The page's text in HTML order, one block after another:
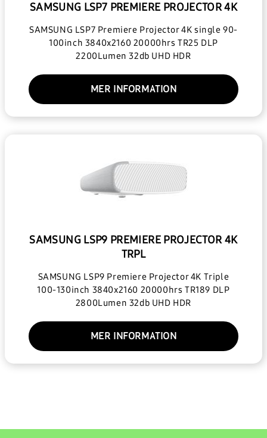
SAMSUNG LSP7 PREMIERE PROJECTOR 4K
SAMSUNG LSP7 Premiere Projector 4K single 90-
100inch 3840x2160 20000hrs TR25 DLP
2200Lumen 32db UHD HDR
MER INFORMATION
SAMSUNG LSP9 PREMIERE PROJECTOR 4K
TRPL
SAMSUNG LSP9 Premiere Projector 4K Triple
100-130inch 3840x2160 20000hrs TR189 DLP
2800Lumen 32db UHD HDR
MER INFORMATION